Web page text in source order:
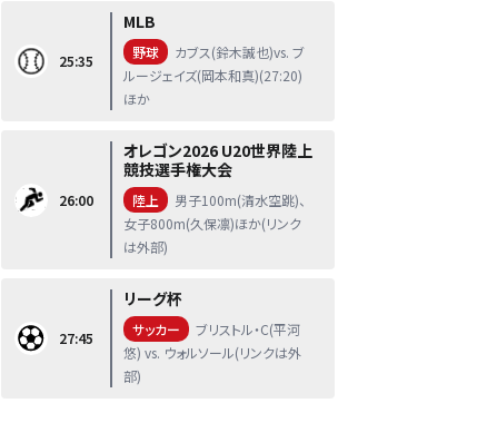
25:35
MLB
野球
カブス(鈴木誠也)vs. ブ
ルージェイズ(岡本和真)(27:20)
ほか
26:00
オレゴン2026 U20世界陸上
競技選手権大会
陸上
男子100m(清水空跳)、
女子800m(久保凛)ほか(リンク
は外部)
27:45
リーグ杯
サッカー
ブリストル・C(平河
悠) vs. ウォルソール(リンクは外
部)